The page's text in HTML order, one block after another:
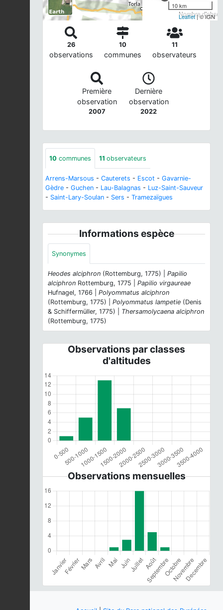
Nombre
10 km
Leaflet| © IGN
26
observations
10
communes
11
observateurs
Première
observation
2007
Dernière
observation
2022
10 communes 11 observateurs
Arrens-Marsous - Cauterets - Escot - Gavarnie-
Gèdre - Guchen - Lau-Balagnas - Luz-Saint-Sauveur
- Saint-Lary-Soulan - Sers - Tramezaïgues
Informations espèce
Synonymes
Heodes alciphron (Rottemburg, 1775) | Papilio
alciphron Rottemburg, 1775 | Papilio virgaureae
Hufnagel, 1766 | Polyommatus alciphron
(Rottemburg, 1775) | Polyommatus lampetie (Denis
& Schiffermüller, 1775) | Thersamolycaena alciphron
(Rottemburg, 1775)
Observations par classes
d'altitudes
Observations mensuelles